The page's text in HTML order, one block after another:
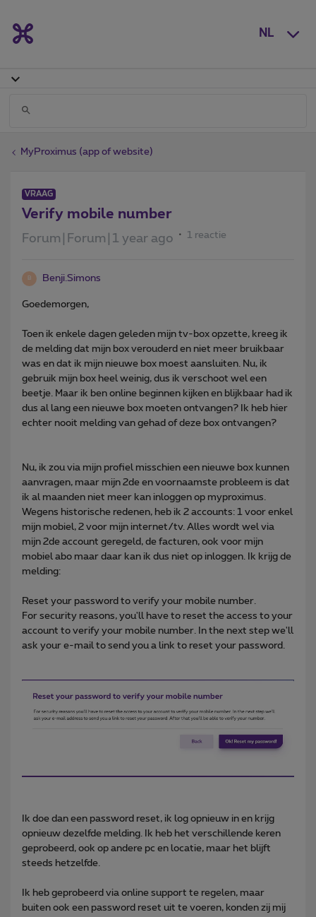
NL
MyProximus (app of website)
VRAAG
Verify mobile number
Forum|Forum|1 year ago 1 reactie
B Benji.Simons
Goedemorgen,
Toen ik enkele dagen geleden mijn tv-box opzette, kreeg ik
de melding dat mijn box verouderd en niet meer bruikbaar
was en dat ik mijn nieuwe box moest aansluiten. Nu, ik
gebruik mijn box heel weinig, dus ik verschoot wel een
beetje. Maar ik ben online beginnen kijken en blijkbaar had ik
dus al lang een nieuwe box moeten ontvangen? Ik heb hier
echter nooit melding van gehad of deze box ontvangen?
Nu, ik zou via mijn profiel misschien een nieuwe box kunnen
aanvragen, maar mijn 2de en voornaamste probleem is dat
ik al maanden niet meer kan inloggen op myproximus.
Wegens historische redenen, heb ik 2 accounts: 1 voor enkel
mijn mobiel, 2 voor mijn internet/tv. Alles wordt wel via
mijn 2de account geregeld, de facturen, ook voor mijn
mobiel abo maar daar kan ik dus niet op inloggen. Ik krijg de
melding:
Reset your password to verify your mobile number.
For security reasons, you'll have to reset the access to your
account to verify your mobile number. In the next step we'll
ask your e-mail to send you a link to reset your password.
Ik doe dan een password reset, ik log opnieuw in en krijg
opnieuw dezelfde melding. Ik heb het verschillende keren
geprobeerd, ook op andere pc en locatie, maar het blijft
steeds hetzelfde.
Ik heb geprobeerd via online support te regelen, maar
buiten ook een password reset uit te voeren, konden zij mij